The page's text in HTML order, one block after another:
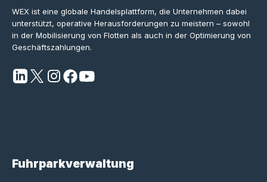
WEX ist eine globale Handelsplattform, die Unternehmen dabei
unterstützt, operative Herausforderungen zu meistern – sowohl
in der Mobilisierung von Flotten als auch in der Optimierung von
Geschäftszahlungen.
Fuhrparkverwaltung